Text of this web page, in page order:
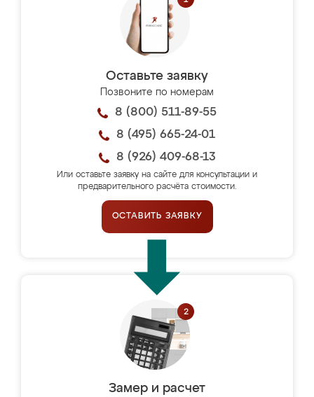
Оставьте заявку
Позвоните по номерам
8 (800) 511-89-55
8 (495) 665-24-01
8 (926) 409-68-13
Или оставьте заявку на сайте для консультации и
предварительного расчёта стоимости.
ОСТАВИТЬ ЗАЯВКУ
Замер и расчет